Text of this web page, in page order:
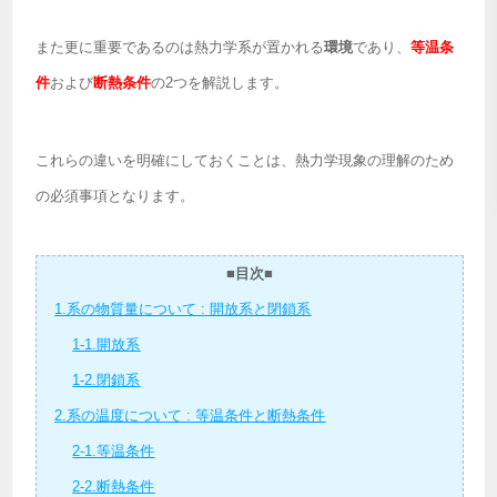
また更に重要であるのは熱力学系が置かれる環境であり、等温条
件および断熱条件の2つを解説します。
これらの違いを明確にしておくことは、熱力学現象の理解のため
の必須事項となります。
■目次■
1.系の物質量について : 開放系と閉鎖系
1-1.開放系
1-2.閉鎖系
2.系の温度について : 等温条件と断熱条件
2-1.等温条件
2-2.断熱条件